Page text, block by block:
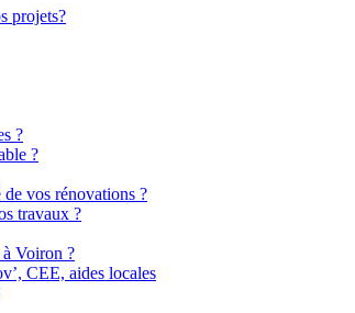
projets?
?
?
vos rénovations ?
travaux ?
Voiron ?
CEE, aides locales